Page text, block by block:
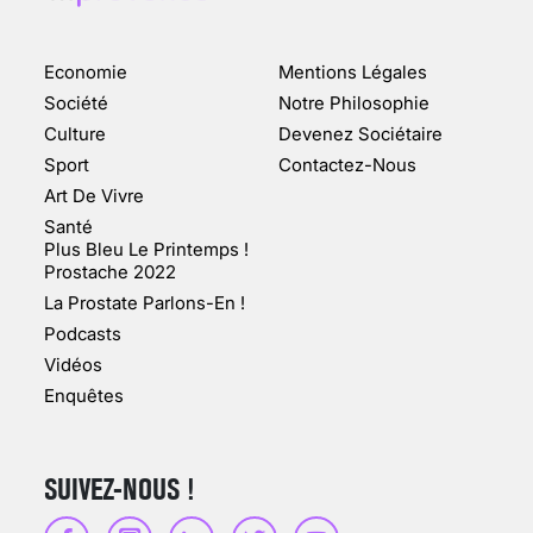
CHANGEMENT DE SEXE :
DES DEMANDES
TOUJOURS PLUS
NOMBREUSES
Economie
Société
Culture
Sport
Art De Vivre
Santé
Plus Bleu Le Printemps !
Prostache 2022
La Prostate Parlons-En !
Podcasts
Vidéos
Enquêtes
Mentions Légales
Notre Philosophie
Devenez Sociétaire
Contactez-Nous
SUIVEZ-NOUS !